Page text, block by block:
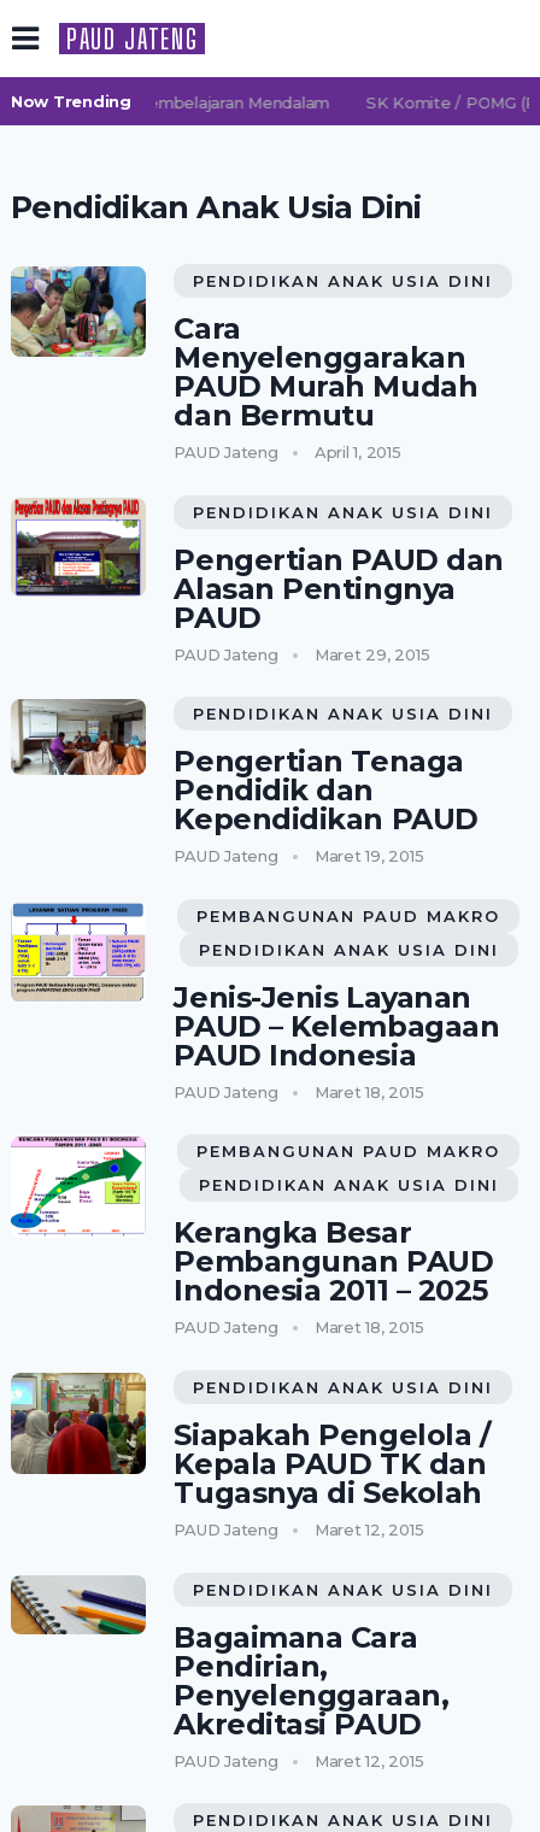
PAUD JATENG
Now Trending
2026/2027 TK Pembelajaran Mendalam SK Komite / POMG
Pendidikan Anak Usia Dini
PENDIDIKAN ANAK USIA DINI
Cara
Menyelenggarakan
PAUD Murah Mudah
dan Bermutu
PAUD Jateng April 1, 2015
PENDIDIKAN ANAK USIA DINI
Pengertian PAUD dan
Alasan Pentingnya
PAUD
PAUD Jateng Maret 29, 2015
PENDIDIKAN ANAK USIA DINI
Pengertian Tenaga
Pendidik dan
Kependidikan PAUD
PAUD Jateng Maret 19, 2015
PEMBANGUNAN PAUD MAKRO
PENDIDIKAN ANAK USIA DINI
Jenis-Jenis Layanan
PAUD – Kelembagaan
PAUD Indonesia
PAUD Jateng Maret 18, 2015
PEMBANGUNAN PAUD MAKRO
PENDIDIKAN ANAK USIA DINI
Kerangka Besar
Pembangunan PAUD
Indonesia 2011 – 2025
PAUD Jateng Maret 18, 2015
PENDIDIKAN ANAK USIA DINI
Siapakah Pengelola /
Kepala PAUD TK dan
Tugasnya di Sekolah
PAUD Jateng Maret 12, 2015
PENDIDIKAN ANAK USIA DINI
Bagaimana Cara
Pendirian,
Penyelenggaraan,
Akreditasi PAUD
PAUD Jateng Maret 12, 2015
PENDIDIKAN ANAK USIA DINI